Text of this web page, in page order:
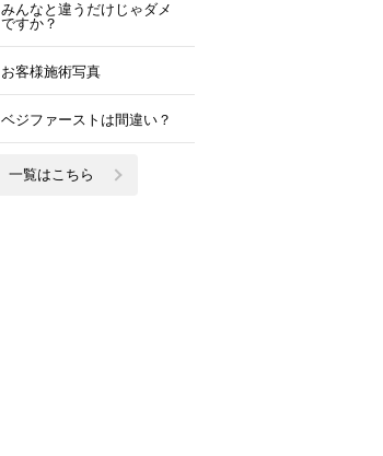
みんなと違うだけじゃダメ
ですか？
お客様施術写真
ベジファーストは間違い？
一覧はこちら